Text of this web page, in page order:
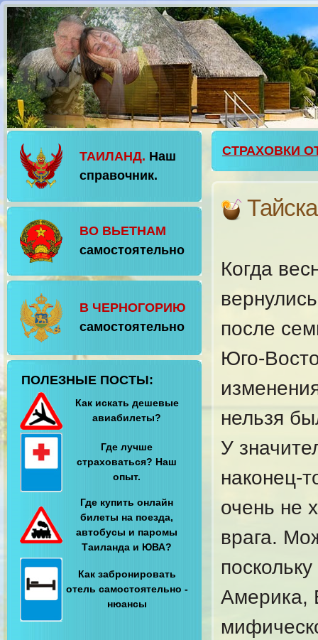
ТАИЛАНД. Наш
справочник.
ВО ВЬЕТНАМ
самостоятельно
В ЧЕРНОГОРИЮ
самостоятельно
ПОЛЕЗНЫЕ ПОСТЫ:
Как искать дешевые
авиабилеты?
Где лучше
страховаться? Наш
опыт.
Где купить онлайн
билеты на поезда,
автобусы и паромы
Таиланда и ЮВА?
Как забронировать
отель самостоятельно -
нюансы
СТРАХОВКИ
Когда
после
Юго-
нельзя
У
наконец-
очень не
врага.
Америка,